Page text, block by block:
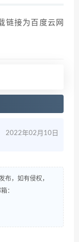
链接为百度云网
2022年02月10日
布，如有侵权，
：